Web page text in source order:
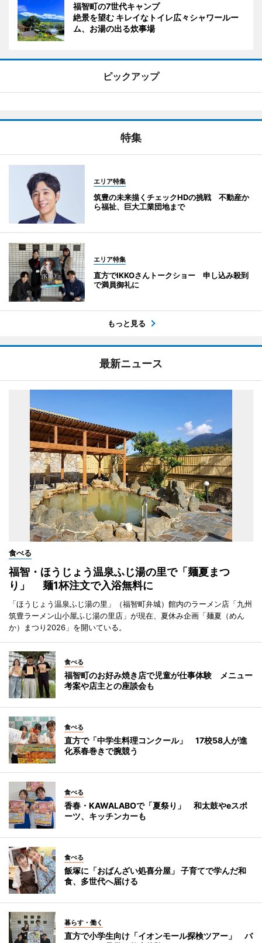
福智町の7世代キャンプ
絶景を望む キレイなトイレ広々シャワールー
ム、お湯の出る炊事場
ピックアップ
特集
エリア特集
筑豊の未来描くチェックHDの挑戦 不動産か
ら福祉、巨大工業団地まで
エリア特集
直方でIKKOさんトークショー 申し込み殺到
で満員御礼に
もっと見る
最新ニュース
食べる
福智・ほうじょう温泉ふじ湯の里で「麺夏まつ
り」 麺1杯注文で入浴無料に
「ほうじょう温泉ふじ湯の里」（福智町弁城）館内のラーメン店「九州
筑豊ラーメン山小屋ふじ湯の里店」が現在、夏休み企画「麺夏（めん
か）まつり2026」を開いている。
食べる
福智町のお好み焼き店で児童が仕事体験 メニュー
考案や店主との座談会も
食べる
直方で「中学生料理コンクール」 17校58人が進
化系春巻きで腕競う
食べる
香春・KAWALABOで「夏祭り」 和太鼓やeスポ
ーツ、キッチンカーも
食べる
飯塚に「おばんざい処喜分屋」 子育てで学んだ和
食、多世代へ届ける
暮らす・働く
直方で小学生向け「イオンモール探検ツアー」 バ